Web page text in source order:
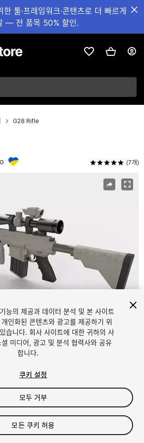
툴·프레임워크·콘텐츠로 더 빠르게
— 전 품목 50% 할인.
G28 Rifle
(7개)
1/8
past week
능의 제공과 데이터 분석 및 본 사이트
인화된 콘텐츠와 광고를 제공하기 위
습니다. 회사 사이트에 대한 귀하의 사
미디어, 광고 및 분석 협력사와 공유
합니다.
쿠키 설정
모두 거부
모든 쿠키 허용